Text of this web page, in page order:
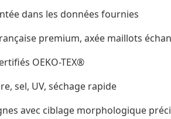
dans les données fournies
premium, axée maillots
OEKO-TEX®
sel, UV, séchage rapide
avec ciblage morphologique